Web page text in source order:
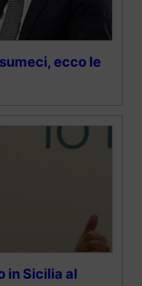
ecco le
in Sicilia al